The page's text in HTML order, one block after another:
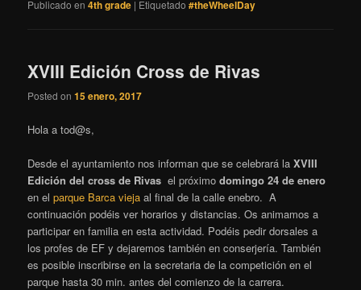
Publicado en 4th grade | Etiquetado #theWheelDay
XVIII Edición Cross de Rivas
Posted on15 enero, 2017
Hola a tod@s,
Desde el ayuntamiento nos informan que se celebrará laXVIII
Edición del cross de Rivas el próximodomingo 24 de enero
en elparque Barca vieja al final de la calle enebro. A
continuación podéis ver horarios y distancias. Os animamos a
participar en familia en esta actividad. Podéis pedir dorsales a
los profes de EF y dejaremos también en conserjería. También
es posible inscribirse en la secretaria de la competición en el
parque hasta 30 min. antes del comienzo de la carrera.